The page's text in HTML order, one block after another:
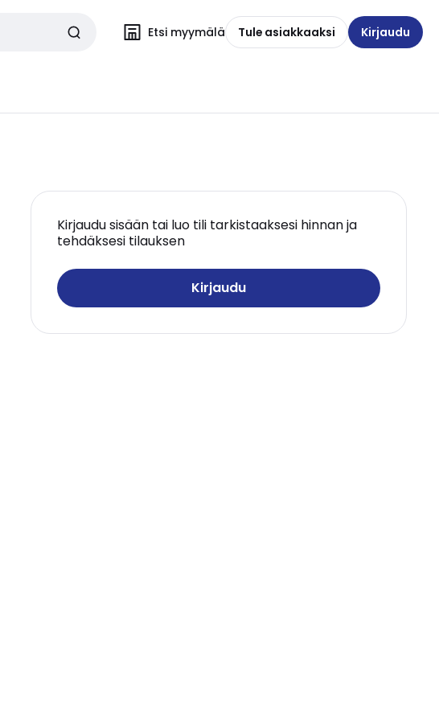
Etsi myymälä Tule asiakkaaksi Kirjaudu
Kirjaudu sisään tai luo tili tarkistaaksesi hinnan ja
tehdäksesi tilauksen
Kirjaudu